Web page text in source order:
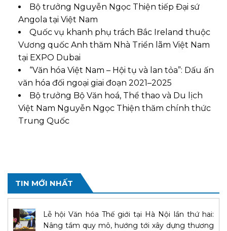
Bộ trưởng Nguyễn Ngọc Thiện tiếp Đại sứ
Angola tại Việt Nam
Quốc vụ khanh phụ trách Bắc Ireland thuộc
Vương quốc Anh thăm Nhà Triển lãm Việt Nam
tại EXPO Dubai
“Văn hóa Việt Nam – Hội tụ và lan tỏa”: Dấu ấn
văn hóa đối ngoại giai đoạn 2021–2025
Bộ trưởng Bộ Văn hoá, Thể thao và Du lịch
Việt Nam Nguyễn Ngọc Thiện thăm chính thức
Trung Quốc
TIN MỚI NHẤT
Lễ hội Văn hóa Thế giới tại Hà Nội lần thứ hai:
Nâng tầm quy mô, hướng tới xây dựng thương